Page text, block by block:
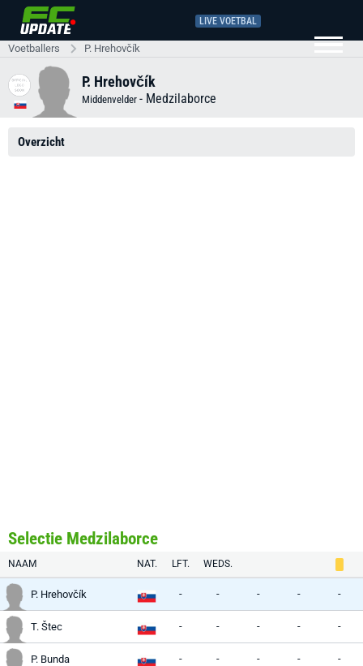
LIVE VOETBAL
Voetballers P. Hrehovčík
P. Hrehovčík
Middenvelder - Medzilaborce
Overzicht
Selectie Medzilaborce
NAAM NAT. LFT. WEDS.
P. Hrehovčík - - - - -
T. Štec - - - - -
P. Bunda - - - - -